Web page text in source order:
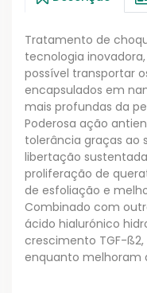
Tratamento de
tecnologia
possível transportar
encapsulados em
mais profundas da
Poderosa ação
tolerância graças ao
libertação
proliferação de
de esfoliação e
Combinado com
ácido hialurónico
crescimento TGF-
enquanto melhoram